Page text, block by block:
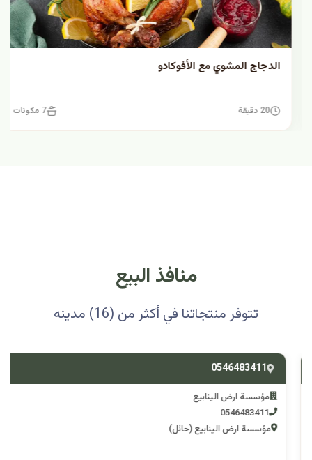
الدجاج المشوي مع الأفوكادو
20 دقيقة 7 مكونات
منافذ البيع
تتوفر منتجاتنا في أكثر من (16) مدينه
0546483411
مؤسسة ارض الينابيع
0546483411
مؤسسة ارض الينابيع (حائل)